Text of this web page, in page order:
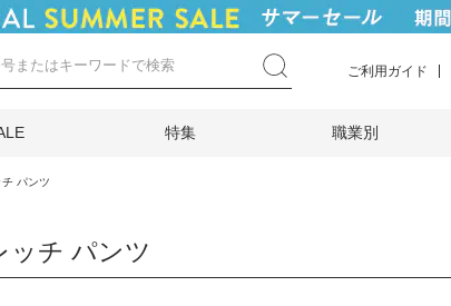
ご利用ガイド
特集 職業別
パンツ
ッチ パンツ